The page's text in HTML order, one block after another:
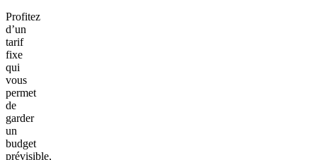
Profitez
d’un
tarif
fixe
qui
vous
permet
de
garder
un
budget
prévisible,